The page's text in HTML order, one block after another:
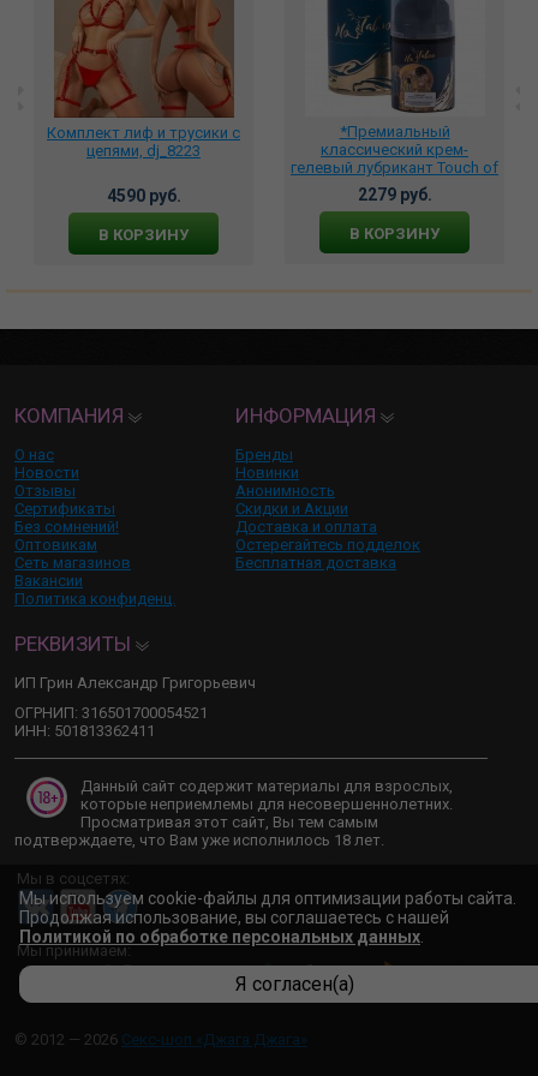
Комплект лиф и трусики с
цепями, dj_8223
4590 руб.
В КОРЗИНУ
*Премиальный
классический крем-
гелевый лубрикант Touch of
care PRE-BIO с
лактобактериями 50 мл.,
2279 руб.
В КОРЗИНУ
КОМПАНИЯ
О нас
Новости
Отзывы
Сертификаты
Без сомнений!
Оптовикам
Сеть магазинов
Вакансии
Политика конфиденц.
ИНФОРМАЦИЯ
Бренды
Новинки
Анонимность
Скидки и Акции
Доставка и оплата
Остерегайтесь подделок
Бесплатная доставка
РЕКВИЗИТЫ
ИП Грин Александр Григорьевич
ОГРНИП: 316501700054521
ИНН: 501813362411
Данный сайт содержит материалы для взрослых,
которые неприемлемы для несовершеннолетних.
Просматривая этот сайт, Вы тем самым
подтверждаете, что Вам уже исполнилось 18 лет.
Мы в соцсетях:
Мы принимаем:
© 2012 — 2026 Секс-шоп «Джага Джага»
Мы используем cookie-файлы для оптимизации работы сайта.
Продолжая использование, вы соглашаетесь с нашей
Политикой по обработке персональных данных
Я согласен(а)